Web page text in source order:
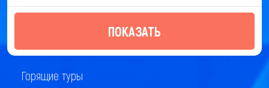
ПОКАЗАТЬ
Горящие туры